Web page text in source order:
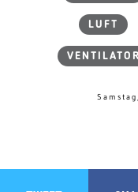
LUFT
VENTILATOR